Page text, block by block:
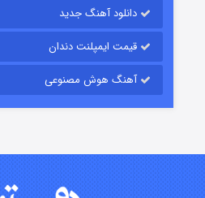
قسمت۷ (زیرنویس)
دانلود آهنگ جدید
قیمت ایمپلنت دندان
آهنگ هوش مصنوعی